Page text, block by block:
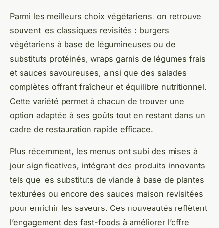
Parmi les meilleurs choix végétariens, on retrouve
souvent les classiques revisités : burgers
végétariens à base de légumineuses ou de
substituts protéinés, wraps garnis de légumes frais
et sauces savoureuses, ainsi que des salades
complètes offrant fraîcheur et équilibre nutritionnel.
Cette variété permet à chacun de trouver une
option adaptée à ses goûts tout en restant dans un
cadre de restauration rapide efficace.
Plus récemment, les menus ont subi des mises à
jour significatives, intégrant des produits innovants
tels que les substituts de viande à base de plantes
texturées ou encore des sauces maison revisitées
pour enrichir les saveurs. Ces nouveautés reflètent
l’engagement des fast-foods à améliorer l’offre